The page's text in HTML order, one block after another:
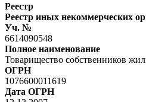
Реестр
Реестр иных некоммерческих
Уч. №
6614090548
Полное наименование
Товарищество собственников
ОГРН
1076600011619
Дата ОГРН